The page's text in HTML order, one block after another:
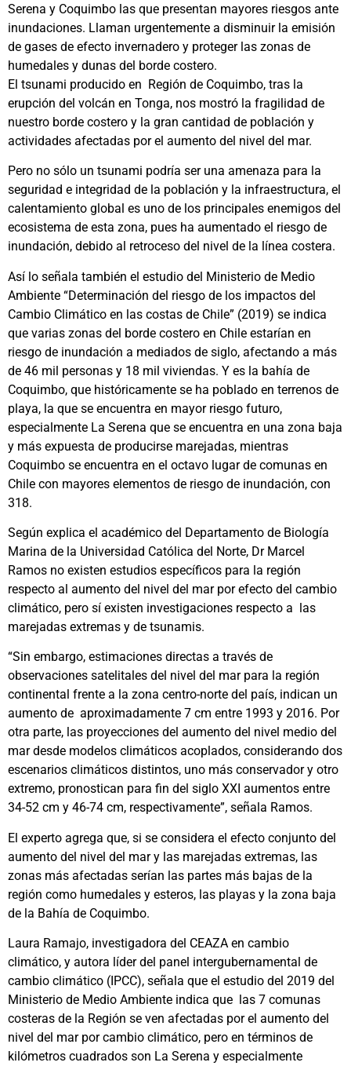
Serena y Coquimbo las que presentan mayores riesgos ante
inundaciones. Llaman urgentemente a disminuir la emisión
de gases de efecto invernadero y proteger las zonas de
humedales y dunas del borde costero.
El tsunami producido en Región de Coquimbo, tras la
erupción del volcán en Tonga, nos mostró la fragilidad de
nuestro borde costero y la gran cantidad de población y
actividades afectadas por el aumento del nivel del mar.
Pero no sólo un tsunami podría ser una amenaza para la
seguridad e integridad de la población y la infraestructura, el
calentamiento global es uno de los principales enemigos del
ecosistema de esta zona, pues ha aumentado el riesgo de
inundación, debido al retroceso del nivel de la línea costera.
Así lo señala también el estudio del Ministerio de Medio
Ambiente “Determinación del riesgo de los impactos del
Cambio Climático en las costas de Chile” (2019) se indica
que varias zonas del borde costero en Chile estarían en
riesgo de inundación a mediados de siglo, afectando a más
de 46 mil personas y 18 mil viviendas. Y es la bahía de
Coquimbo, que históricamente se ha poblado en terrenos de
playa, la que se encuentra en mayor riesgo futuro,
especialmente La Serena que se encuentra en una zona baja
y más expuesta de producirse marejadas, mientras
Coquimbo se encuentra en el octavo lugar de comunas en
Chile con mayores elementos de riesgo de inundación, con
318.
Según explica el académico del Departamento de Biología
Marina de la Universidad Católica del Norte, Dr Marcel
Ramos no existen estudios específicos para la región
respecto al aumento del nivel del mar por efecto del cambio
climático, pero sí existen investigaciones respecto a las
marejadas extremas y de tsunamis.
“Sin embargo, estimaciones directas a través de
observaciones satelitales del nivel del mar para la región
continental frente a la zona centro-norte del país, indican un
aumento de aproximadamente 7 cm entre 1993 y 2016. Por
otra parte, las proyecciones del aumento del nivel medio del
mar desde modelos climáticos acoplados, considerando dos
escenarios climáticos distintos, uno más conservador y otro
extremo, pronostican para fin del siglo XXI aumentos entre
34-52 cm y 46-74 cm, respectivamente”, señala Ramos.
El experto agrega que, si se considera el efecto conjunto del
aumento del nivel del mar y las marejadas extremas, las
zonas más afectadas serían las partes más bajas de la
región como humedales y esteros, las playas y la zona baja
de la Bahía de Coquimbo.
Laura Ramajo, investigadora del CEAZA en cambio
climático, y autora líder del panel intergubernamental de
cambio climático (IPCC), señala que el estudio del 2019 del
Ministerio de Medio Ambiente indica que las 7 comunas
costeras de la Región se ven afectadas por el aumento del
nivel del mar por cambio climático, pero en términos de
kilómetros cuadrados son La Serena y especialmente